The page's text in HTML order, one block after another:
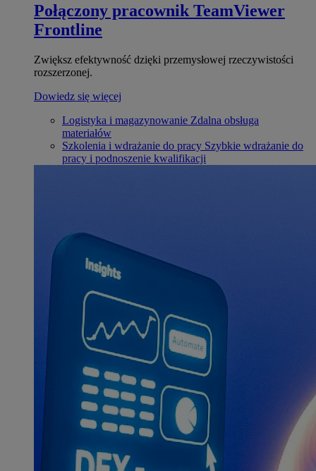
Połączony pracownik TeamViewer
Frontline
Zwiększ efektywność dzięki przemysłowej rzeczywistości
rozszerzonej.
Dowiedz się więcej
Logistyka i magazynowanie Zdalna obsługa
materiałów
Szkolenia i wdrażanie do pracy Szybkie wdrażanie do
pracy i podnoszenie kwalifikacji